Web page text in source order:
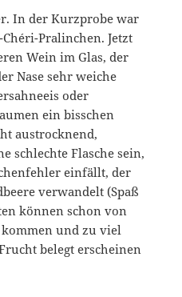
In der Kurzprobe war
Pralinchen. Jetzt
Wein im Glas, der
Nase sehr weiche
oder
ein bisschen
austrocknend,
schlechte Flasche sein,
einfällt, der
verwandelt (Spaß
können schon von
und zu viel
belegt erscheinen